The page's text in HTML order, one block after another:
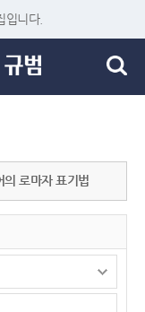
입니다.
의 로마자 표기법